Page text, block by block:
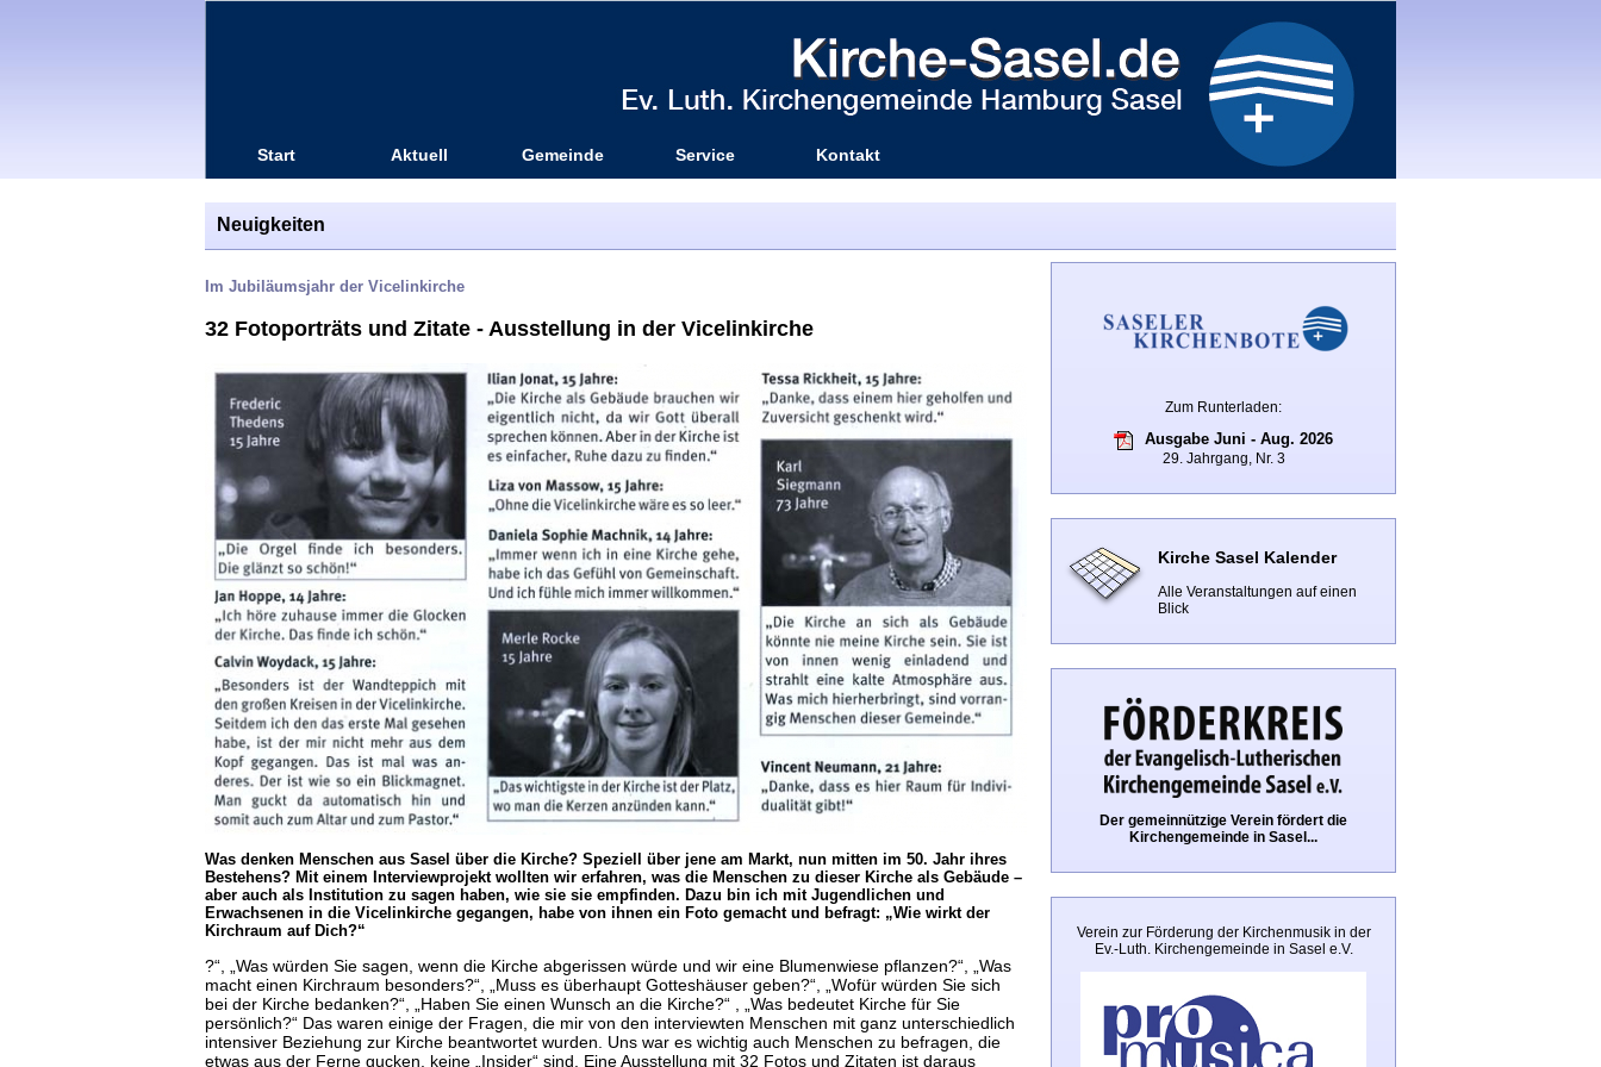
Start Aktuell Gemeinde Service Kontakt
Neuigkeiten
Zum Runterladen:
Ausgabe Juni - Aug. 2026
29. Jahrgang, Nr. 3
Kirche Sasel Kalender
Alle Veranstaltungen auf einen
Blick
Der gemeinnützige Verein fördert die
Kirchengemeinde in Sasel...
Verein zur Förderung der Kirchenmusik in der
Ev.-Luth. Kirchengemeinde in Sasel e.V.
Im Jubiläumsjahr der Vicelinkirche
32 Fotoporträts und Zitate - Ausstellung in der Vicelinkirche
Was denken Menschen aus Sasel über die Kirche? Speziell über jene am Markt, nun mitten im 50. Jahr ihres
Bestehens? Mit einem Interviewprojekt wollten wir erfahren, was die Menschen zu dieser Kirche als Gebäude –
aber auch als Institution zu sagen haben, wie sie sie empfinden. Dazu bin ich mit Jugendlichen und
Erwachsenen in die Vicelinkirche gegangen, habe von ihnen ein Foto gemacht und befragt: „Wie wirkt der
Kirchraum auf Dich?“
?“, „Was würden Sie sagen, wenn die Kirche abgerissen würde und wir eine Blumenwiese pflanzen?“, „Was
macht einen Kirchraum besonders?“, „Muss es überhaupt Gotteshäuser geben?“, „Wofür würden Sie sich
bei der Kirche bedanken?“, „Haben Sie einen Wunsch an die Kirche?“ , „Was bedeutet Kirche für Sie
persönlich?“ Das waren einige der Fragen, die mir von den interviewten Menschen mit ganz unterschiedlich
intensiver Beziehung zur Kirche beantwortet wurden. Uns war es wichtig auch Menschen zu befragen, die
etwas aus der Ferne gucken, keine „Insider“ sind. Eine Ausstellung mit 32 Fotos und Zitaten ist daraus